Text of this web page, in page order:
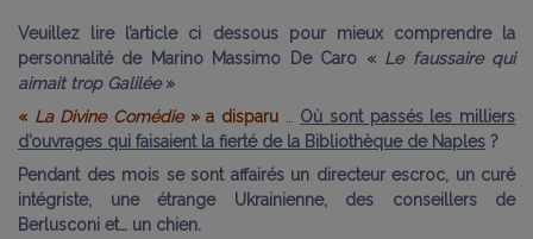
Veuillez lire l’article ci dessous pour mieux comprendre la
personnalité de Marino Massimo De Caro « Le faussaire qui
aimait trop Galilée»
« La Divine Comédie» a disparu
Où sont passés les milliers
d’ouvrages qui faisaient la fierté de la Bibliothèque de Naples ?
Pendant des mois se sont affairés un directeur escroc, un curé
intégriste, une étrange Ukrainienne, des conseillers de
Berlusconi et… un chien.